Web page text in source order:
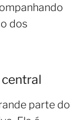
dos
parte do